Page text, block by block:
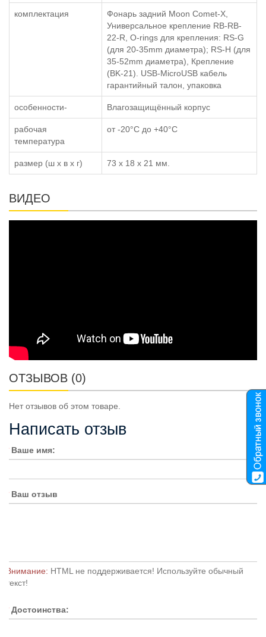
комплектация
Фонарь задний Moon Comet-X,
Универсальное крепление RB-RB-
22-R, O-rings для крепления: RS-G
(для 20-35mm диаметра); RS-H (для
35-52mm диаметра), Крепление
(BK-21). USB-MicroUSB кабель
гарантийный талон, упаковка
особенности- Влагозащищённый корпус
рабочая
температура
от -20°C до +40°C
размер (ш x в x г) 73 x 18 x 21 мм.
ВИДЕО
ОТЗЫВОВ (0)
Нет отзывов об этом товаре.
Написать отзыв
Ваше имя:
Ваш отзыв
Внимание: HTML не поддерживается! Используйте обычный
текст!
Достоинства: